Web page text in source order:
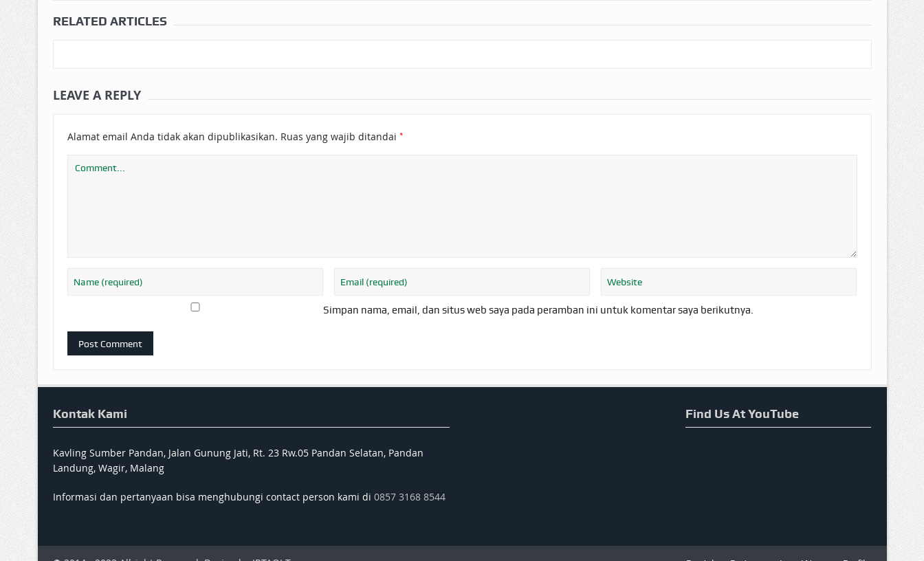
RELATED ARTICLES
LEAVE A REPLY
Alamat email Anda tidak akan dipublikasikan. Ruas yang wajib ditandai *
Simpan nama, email, dan situs web saya pada peramban ini untuk komentar saya berikutnya.
Kontak Kami
Kavling Sumber Pandan, Jalan Gunung Jati, Rt. 23 Rw.05 Pandan Selatan, Pandan
Landung, Wagir, Malang
Informasi dan pertanyaan bisa menghubungi contact person kami di 0857 3168 8544
Find Us At YouTube